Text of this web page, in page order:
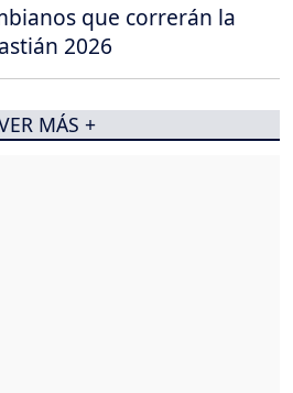
que correrán la
2026
MÁS +